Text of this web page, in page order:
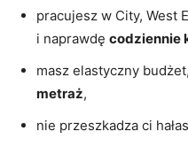
pracujesz w City, West
i naprawdę codziennie
masz elastyczny
metraż,
nie przeszkadza ci